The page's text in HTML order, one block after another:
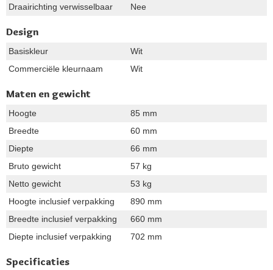
Draairichting verwisselbaar
Nee
Design
Basiskleur
Wit
Commerciële kleurnaam
Wit
Maten en gewicht
Hoogte
85 mm
Breedte
60 mm
Diepte
66 mm
Bruto gewicht
57 kg
Netto gewicht
53 kg
Hoogte inclusief verpakking
890 mm
Breedte inclusief verpakking
660 mm
Diepte inclusief verpakking
702 mm
Specificaties